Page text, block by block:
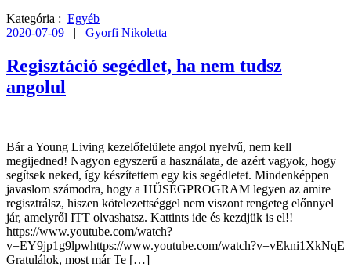
Kategória : Egyéb
2020-07-09
| Gyorfi Nikoletta
Regisztáció segédlet, ha nem tudsz
angolul
Bár a Young Living kezelőfelülete angol nyelvű, nem kell
megijedned! Nagyon egyszerű a használata, de azért vagyok, hogy
segítsek neked, így készítettem egy kis segédletet. Mindenképpen
javaslom számodra, hogy a HŰSÉGPROGRAM legyen az amire
regisztrálsz, hiszen kötelezettséggel nem viszont rengeteg előnnyel
jár, amelyről ITT olvashatsz. Kattints ide és kezdjük is el!!
https://www.youtube.com/watch?
v=EY9jp1g9lpwhttps://www.youtube.com/watch?v=vEkni1XkNqE
Gratulálok, most már Te […]